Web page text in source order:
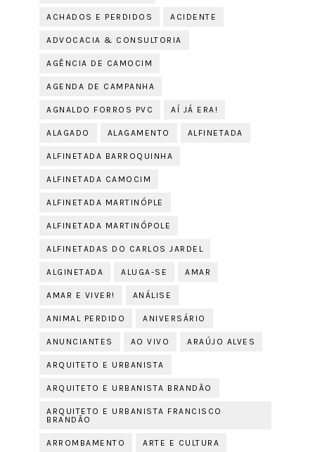
ACHADOS E PERDIDOS ACIDENTE
ADVOCACIA & CONSULTORIA
AGÊNCIA DE CAMOCIM
AGENDA DE CAMPANHA
AGNALDO FORROS PVC AÍ JÁ ERA!
ALAGADO ALAGAMENTO ALFINETADA
ALFINETADA BARROQUINHA
ALFINETADA CAMOCIM
ALFINETADA MARTINÓPLE
ALFINETADA MARTINÓPOLE
ALFINETADAS DO CARLOS JARDEL
ALGINETADA ALUGA-SE AMAR
AMAR E VIVER! ANÁLISE
ANIMAL PERDIDO ANIVERSÁRIO
ANUNCIANTES AO VIVO ARAÚJO ALVES
ARQUITETO E URBANISTA
ARQUITETO E URBANISTA BRANDÃO
ARQUITETO E URBANISTA FRANCISCO
BRANDÃO
ARROMBAMENTO ARTE E CULTURA